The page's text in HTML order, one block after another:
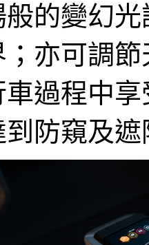
的變幻
；亦可調
過程中
防窺及